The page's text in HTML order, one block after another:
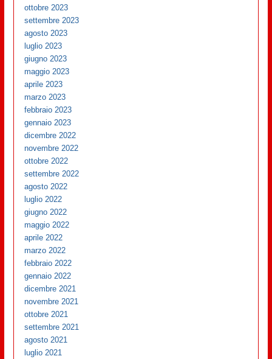
ottobre 2023
settembre 2023
agosto 2023
luglio 2023
giugno 2023
maggio 2023
aprile 2023
marzo 2023
febbraio 2023
gennaio 2023
dicembre 2022
novembre 2022
ottobre 2022
settembre 2022
agosto 2022
luglio 2022
giugno 2022
maggio 2022
aprile 2022
marzo 2022
febbraio 2022
gennaio 2022
dicembre 2021
novembre 2021
ottobre 2021
settembre 2021
agosto 2021
luglio 2021